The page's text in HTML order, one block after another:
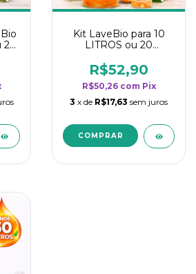
20
Kit LaveBio para 10
LITROS ou 20
rendimento da
categoria - Flor de
Laranjeira
R$52,90
R$50,26 com Pix
3 x de R$17,63 sem juros